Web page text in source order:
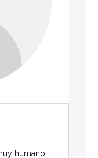
humano;